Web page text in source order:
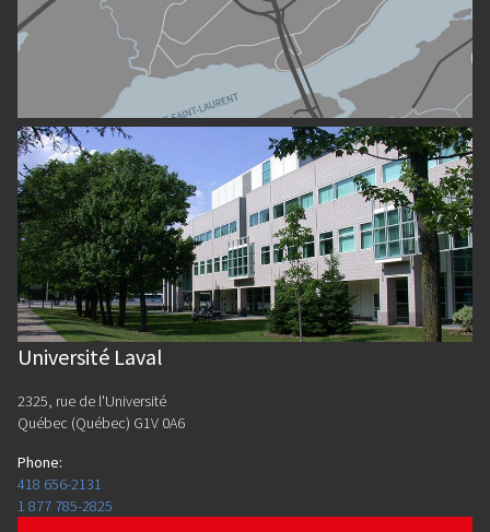
Université Laval
2325, rue de l'Université
Québec (Québec) G1V 0A6
Phone:
418 656-2131
1 877 785-2825